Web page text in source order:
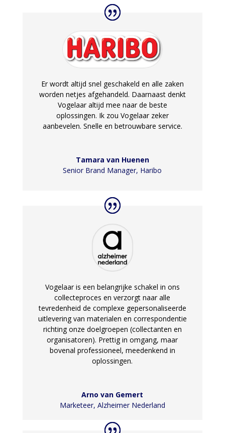
Er wordt altijd snel geschakeld en alle zaken
worden netjes afgehandeld. Daarnaast denkt
Vogelaar altijd mee naar de beste
oplossingen. Ik zou Vogelaar zeker
aanbevelen. Snelle en betrouwbare service.
Tamara van Huenen
Senior Brand Manager, Haribo
Vogelaar is een belangrijke schakel in ons
collecteproces en verzorgt naar alle
tevredenheid de complexe gepersonaliseerde
uitlevering van materialen en correspondentie
richting onze doelgroepen (collectanten en
organisatoren). Prettig in omgang, maar
bovenal professioneel, meedenkend in
oplossingen.
Arno van Gemert
Marketeer, Alzheimer Nederland